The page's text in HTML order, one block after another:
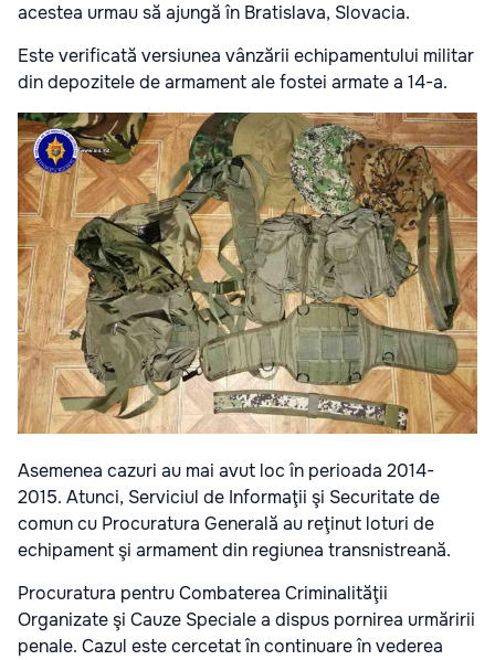
acestea urmau să ajungă în Bratislava, Slovacia.
Este verificată versiunea vânzării echipamentului militar
din depozitele de armament ale fostei armate a 14-a.
Asemenea cazuri au mai avut loc în perioada 2014-
2015. Atunci, Serviciul de Informaţii şi Securitate de
comun cu Procuratura Generală au reţinut loturi de
echipament şi armament din regiunea transnistreană.
Procuratura pentru Combaterea Criminalităţii
Organizate şi Cauze Speciale a dispus pornirea urmăririi
penale. Cazul este cercetat în continuare în vederea